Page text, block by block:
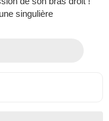
singulière